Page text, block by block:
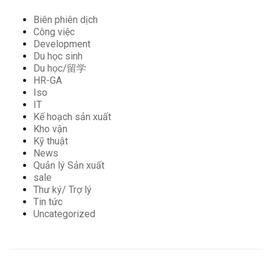
Biên phiên dịch
Công việc
Development
Du học sinh
Du học/留学
HR-GA
Iso
IT
Kế hoạch sản xuất
Kho vận
Kỹ thuật
News
Quản lý Sản xuất
sale
Thư ký/ Trợ lý
Tin tức
Uncategorized